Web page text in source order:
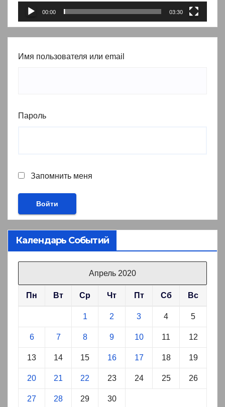
00:00 03:30
Имя пользователя или email
Пароль
Запомнить меня
Календарь Событий
Апрель 2020
Пн Вт Ср Чт Пт Сб Вс
1 2 3 4 5
6 7 8 9 10 11 12
13 14 15 16 17 18 19
20 21 22 23 24 25 26
27 28 29 30